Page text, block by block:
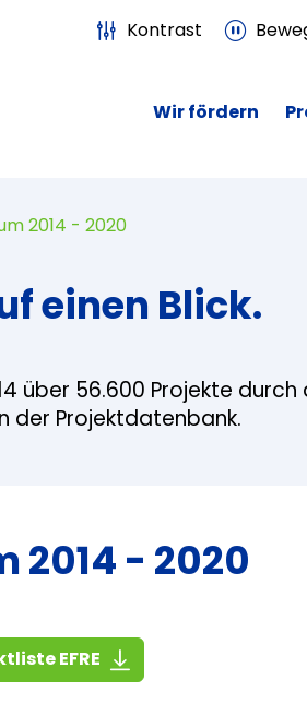
Kontrast
Wir fördern
2014 - 2020
einen Blick.
über 56.600 Projekte durch
der Projektdatenbank.
2014 - 2020
EFRE (3,1 MiB)